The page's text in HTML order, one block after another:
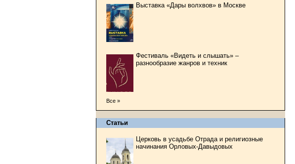
Выставка «Дары волхвов» в Москве
Фестиваль «Видеть и слышать» –
разнообразие жанров и техник
Все »
Статьи
Церковь в усадьбе Отрада и религиозные
начинания Орловых-Давыдовых